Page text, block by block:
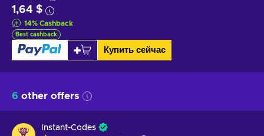
1,64 $
14% Cashback
Best cashback
Купить сейчас
6 other offers
Instant-Codes